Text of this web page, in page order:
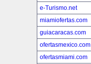
e-Turismo.net
miamiofertas.com
guiacaracas.com
ofertasmexico.com
ofertasmiami.com